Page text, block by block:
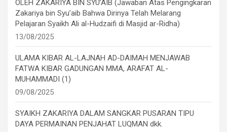
OLEH ZAKARIYA BIN SYU’AIB (Jawaban Atas Pengingkaran
Zakariya bin Syu’aib Bahwa Dirinya Telah Melarang
Pelajaran Syaikh Ali al-Hudzaifi di Masjid ar-Ridha)
13/08/2025
ULAMA KIBAR AL-LAJNAH AD-DAIMAH MENJAWAB
FATWA KIBAR GADUNGAN MMA, ARAFAT AL-
MUHAMMADI (1)
09/08/2025
SYAIKH ZAKARIYA DALAM SANGKAR PUSARAN TIPU
DAYA PERMAINAN PENJAHAT LUQMAN dkk.